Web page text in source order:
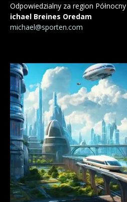
Odpowiedzialny za region
ichael Breines Oredam
michael@sporten.com